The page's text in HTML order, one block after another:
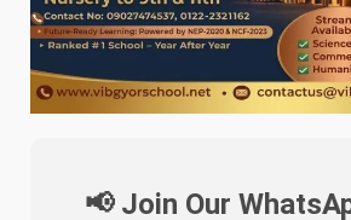
📢 Join Our